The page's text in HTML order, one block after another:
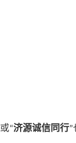
或“济源诚信同行”